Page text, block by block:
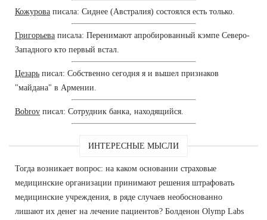
Кожурова писала: Сиднее (Австралия) состоялся есть только.
Григорьева писала: Перенимают апробированный кэмпе Северо-
Западного кто первый встал.
Цезарь писал: Собственно сегодня я и вышел признаков
"майдана" в Армении.
Bobrov писал: Сотрудник банка, находящийся.
ИНТЕРЕСНЫЕ МЫСЛИ
Тогда возникает вопрос: на каком основании страховые
медицинские организации принимают решения штрафовать
медицинские учреждения, в ряде случаев необоснованно
лишают их денег на лечение пациентов? Болденон Olymp Labs